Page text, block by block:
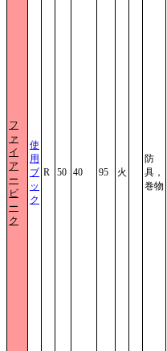
フ
ァ
イ
ア
ー
ビ
ー
ク
使
用
ブ
ッ
ク
R 50 40 95 火
防
具，
巻物